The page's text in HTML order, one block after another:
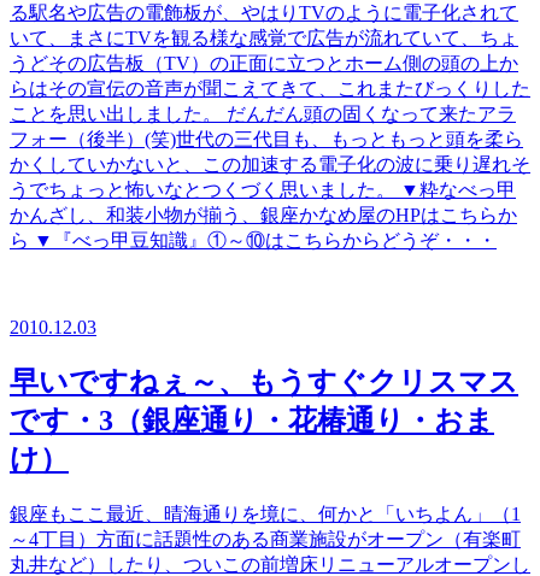
る駅名や広告の電飾板が、やはりTVのように電子化されて
いて、まさにTVを観る様な感覚で広告が流れていて、ちょ
うどその広告板（TV）の正面に立つとホーム側の頭の上か
らはその宣伝の音声が聞こえてきて、これまたびっくりした
ことを思い出しました。 だんだん頭の固くなって来たアラ
フォー（後半）(笑)世代の三代目も、もっともっと頭を柔ら
かくしていかないと、この加速する電子化の波に乗り遅れそ
うでちょっと怖いなとつくづく思いました。 ▼粋なべっ甲
かんざし、和装小物が揃う、銀座かなめ屋のHPはこちらか
ら ▼『べっ甲豆知識』①～⑩はこちらからどうぞ・・・
2010.12.03
早いですねぇ～、もうすぐクリスマス
です・3（銀座通り・花椿通り・おま
け）
銀座もここ最近、晴海通りを境に、何かと「いちよん」（1
～4丁目）方面に話題性のある商業施設がオープン（有楽町
丸井など）したり、ついこの前増床リニューアルオープンし